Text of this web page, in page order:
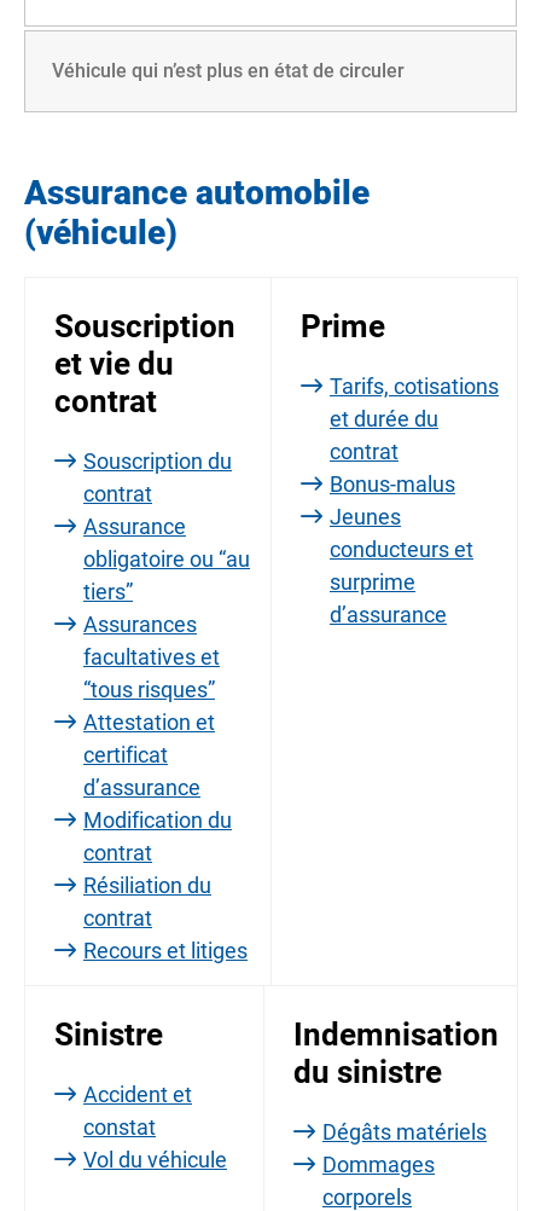
Véhicule qui n’est plus en état de circuler
Assurance automobile
(véhicule)
Souscription
et vie du
contrat
Souscription du
contrat
Assurance
obligatoire ou “au
tiers”
Assurances
facultatives et
“tous risques”
Attestation et
certificat
d’assurance
Modification du
contrat
Résiliation du
contrat
Recours et litiges
Prime
Tarifs, cotisations
et durée du
contrat
Bonus-malus
Jeunes
conducteurs et
surprime
d’assurance
Sinistre
Accident et
constat
Vol du véhicule
Indemnisation
du sinistre
Dégâts matériels
Dommages
corporels